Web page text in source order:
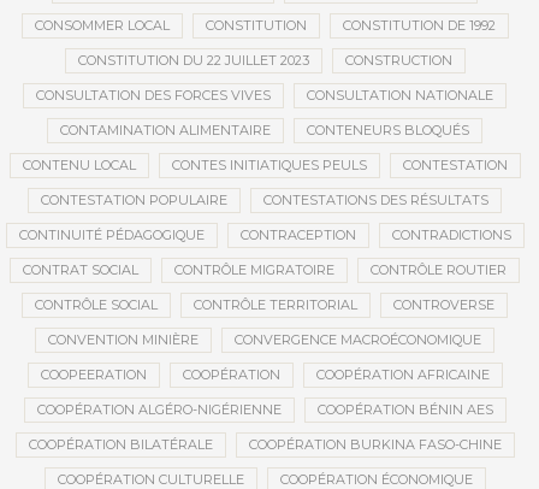
CONSOMMER LOCAL CONSTITUTION CONSTITUTION DE 1992
CONSTITUTION DU 22 JUILLET 2023 CONSTRUCTION
CONSULTATION DES FORCES VIVES CONSULTATION NATIONALE
CONTAMINATION ALIMENTAIRE CONTENEURS BLOQUÉS
CONTENU LOCAL CONTES INITIATIQUES PEULS CONTESTATION
CONTESTATION POPULAIRE CONTESTATIONS DES RÉSULTATS
CONTINUITÉ PÉDAGOGIQUE CONTRACEPTION CONTRADICTIONS
CONTRAT SOCIAL CONTRÔLE MIGRATOIRE CONTRÔLE ROUTIER
CONTRÔLE SOCIAL CONTRÔLE TERRITORIAL CONTROVERSE
CONVENTION MINIÈRE CONVERGENCE MACROÉCONOMIQUE
COOPEERATION COOPÉRATION COOPÉRATION AFRICAINE
COOPÉRATION ALGÉRO-NIGÉRIENNE COOPÉRATION BÉNIN AES
COOPÉRATION BILATÉRALE COOPÉRATION BURKINA FASO-CHINE
COOPÉRATION CULTURELLE COOPÉRATION ÉCONOMIQUE